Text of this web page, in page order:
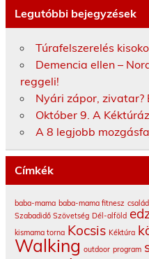
Legutóbbi bejegyzések
Túrafelszerelés
Demencia ellen –
reggeli!
Nyári zápor, zivatar?
Október 9. A
A 8 legjobb
Címkék
baba-mama baba-mama fitnesz
Szabadidő Szövetség Dél-alföld
kismama torna Kocsis Kéktúra
Walking outdoor program